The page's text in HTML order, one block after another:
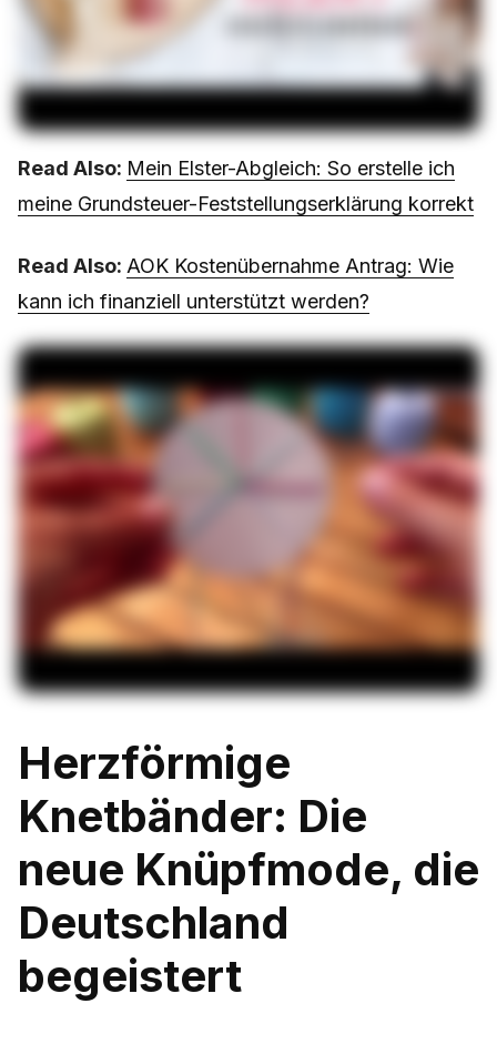
Read Also: Mein Elster-Abgleich: So erstelle ich
meine Grundsteuer-Feststellungserklärung korrekt
Read Also: AOK Kostenübernahme Antrag: Wie
kann ich finanziell unterstützt werden?
Herzförmige
Knetbänder: Die
neue Knüpfmode, die
Deutschland
begeistert